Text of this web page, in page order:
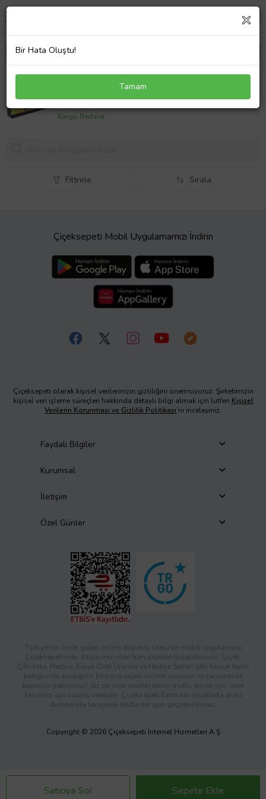
Tonersepeti Hp 953XL-F6U18AE Sarı Geri Dönüşüm
1356,06 TL
Kargo Bedava
Satıcıya Sor Sepete Ekle
Filtrele Sırala
Çiçeksepeti Mobil Uygulamamızı İndirin
Çiçeksepeti olarak kişisel verilerinizin gizliliğini önemsiyoruz. Şirketimizin
kişisel veri işleme süreçleri hakkında detaylı bilgi almak için lütfen Kişisel
Verilerin Korunması ve Gizlilik Politikası’nı inceleyiniz.
Faydalı Bilgiler
Kurumsal
İletişim
Özel Günler
Türkiye’nin önde gelen online alışveriş sitesi ve mobil uygulaması
Çiçeksepeti’nde, ihtiyacınız olan tüm ürünleri bulabilirsiniz. Çiçek,
Çikolata, Hediye, Kişiye Özel Ürünler ve Hediye Setleri gibi birçok farklı
kategoride aradığınız binlerce ürünü sizlere sunuyor ve zamanında
kapınıza getiriyoruz! Siz de ister sevdiklerinizi mutlu etmek için, ister
kendiniz için sipariş verebilir; Çiçeksepeti Extra’nın fırsatlarla dolu
dünyasıyla tanışarak mutlu bir gün geçirebilirsiniz.
Copyright © 2026 Çiçeksepeti İnternet Hizmetleri A.Ş
Bir Hata Oluştu!
Tamam